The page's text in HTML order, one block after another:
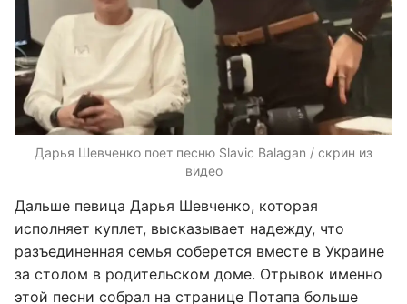
Дарья Шевченко поет песню Slavic Balagan / скрин из
видео
Дальше певица Дарья Шевченко, которая
исполняет куплет, высказывает надежду, что
разъединенная семья соберется вместе в Украине
за столом в родительском доме. Отрывок именно
этой песни собрал на странице Потапа больше